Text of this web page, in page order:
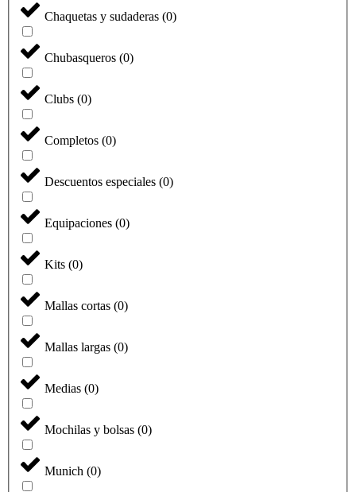
Chaquetas y sudaderas (0)
Chubasqueros (0)
Clubs (0)
Completos (0)
Descuentos especiales (0)
Equipaciones (0)
Kits (0)
Mallas cortas (0)
Mallas largas (0)
Medias (0)
Mochilas y bolsas (0)
Munich (0)